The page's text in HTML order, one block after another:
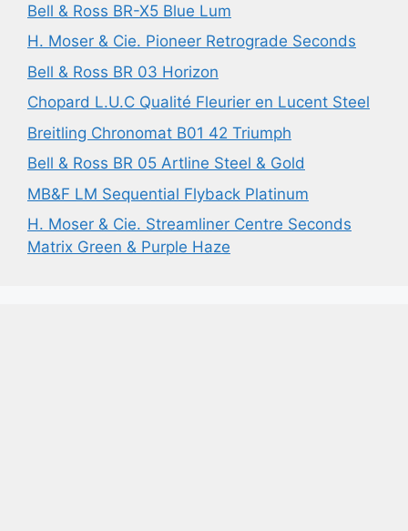
Bell & Ross BR-X5 Blue Lum
H. Moser & Cie. Pioneer Retrograde Seconds
Bell & Ross BR 03 Horizon
Chopard L.U.C Qualité Fleurier en Lucent Steel
Breitling Chronomat B01 42 Triumph
Bell & Ross BR 05 Artline Steel & Gold
MB&F LM Sequential Flyback Platinum
H. Moser & Cie. Streamliner Centre Seconds
Matrix Green & Purple Haze